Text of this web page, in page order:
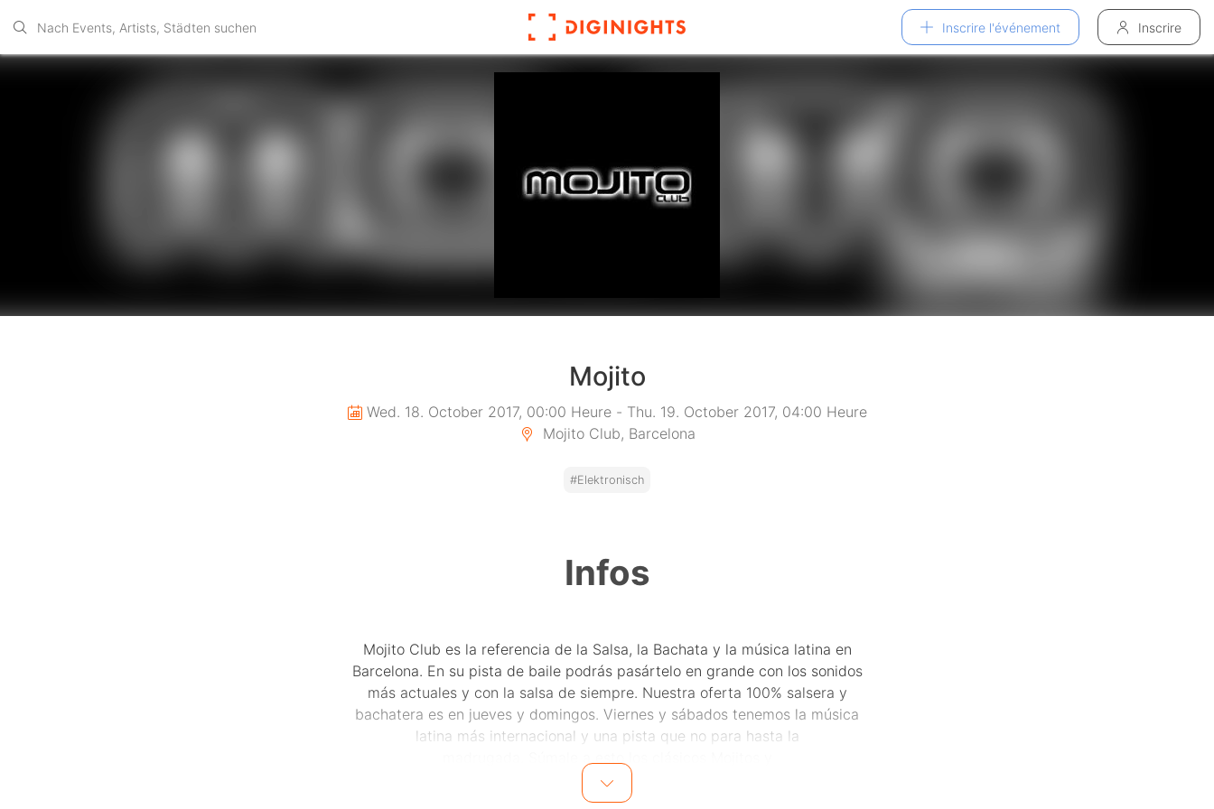
Inscrire l'événement Inscrire
Mojito
Wed. 18. October 2017, 00:00 Heure - Thu. 19. October 2017, 04:00 Heure
Mojito Club, Barcelona
#Elektronisch
Infos
Mojito Club es la referencia de la Salsa, la Bachata y la música latina en
Barcelona. En su pista de baile podrás pasártelo en grande con los sonidos
más actuales y con la salsa de siempre. Nuestra oferta 100% salsera y
bachatera es en jueves y domingos. Viernes y sábados tenemos la música
latina más internacional y una pista que no para hasta la
una cocktelería internacional y nuestro local no te dejará indiferente!